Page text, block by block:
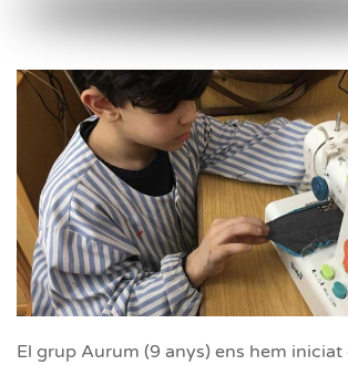
El grup Aurum (9 anys) ens hem iniciat